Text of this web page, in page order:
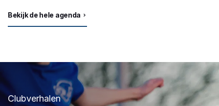
Bekijk de hele agenda
Clubverhalen